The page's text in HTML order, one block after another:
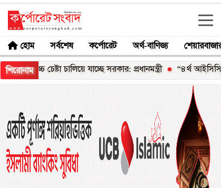
হোম সর্বশেষ কর্পোরেট অর্থ-বাণিজ্য
শিরোনাম
চেষ্টা চালিয়ে যাচ্ছে সরকার: প্রধানমন্ত্রী “৪র্থ আইসিসি এমার্জিং